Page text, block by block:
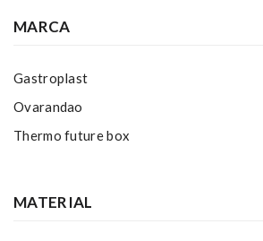
MARCA
Gastroplast
Ovarandao
Thermo future box
MATERIAL